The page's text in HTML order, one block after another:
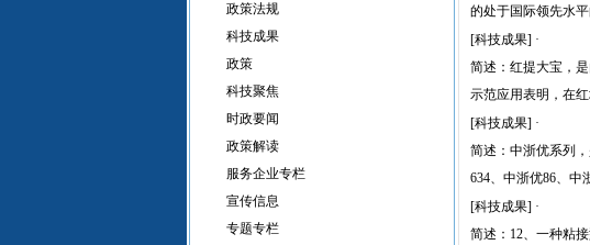
政策法规
科技成果
政策
科技聚焦
时政要闻
政策解读
服务企业专栏
宣传信息
专题专栏
的处于国际领先水
[科技成果] ·
简述：红提大宝，
示范应用表明，在
[科技成果] ·
简述：中浙优系列
634、中浙优86、中
[科技成果] ·
简述：12、一种粘